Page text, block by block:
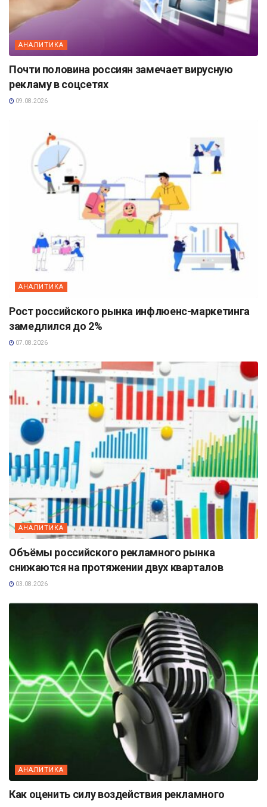
АНАЛИТИКА
Почти половина россиян замечает вирусную
рекламу в соцсетях
09.08.2026
АНАЛИТИКА
Рост российского рынка инфлюенс-маркетинга
замедлился до 2%
07.08.2026
АНАЛИТИКА
Объёмы российского рекламного рынка
снижаются на протяжении двух кварталов
03.08.2026
АНАЛИТИКА
Как оценить силу воздействия рекламного